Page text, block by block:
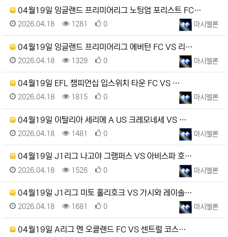
04월19일 잉글랜드 프리미어리그 노팅엄 포리스트 FC…
등록자마시멜론
등록일
2026.04.18 조회
1281 추천
0
04월19일 잉글랜드 프리미어리그 에버턴 FC VS 리…
등록자마시멜론
등록일
2026.04.18 조회
1329 추천
0
04월19일 EFL 챔피언십 입스위치 타운 FC VS …
등록자마시멜론
등록일
2026.04.18 조회
1815 추천
0
04월19일 이탈리아 세리에 A US 크레모네세 VS …
등록자마시멜론
등록일
2026.04.18 조회
1481 추천
0
04월19일 J1리그 나고야 그램퍼스 VS 아비스파 호…
등록자마시멜론
등록일
2026.04.18 조회
1526 추천
0
04월19일 J1리그 미토 홀리호크 VS 가시와 레이솔…
등록자마시멜론
등록일
2026.04.18 조회
1681 추천
0
04월19일 A리그 멘 오클랜드 FC VS 센트럴 코스…